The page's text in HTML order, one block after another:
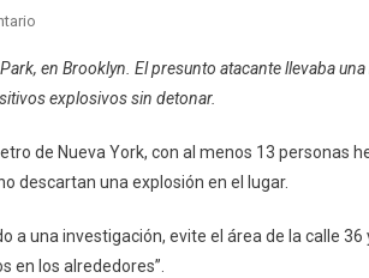
Tiroteo
En
Estación
De
De
Nueva
en Brooklyn. El presunto atacante llevaba una
explosivos sin detonar.
de Nueva York, con al menos 13 personas
descartan una explosión en el lugar.
a una investigación, evite el área de la calle 36
en los alrededores”.